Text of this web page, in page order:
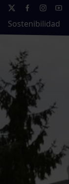
Sostenibilidad